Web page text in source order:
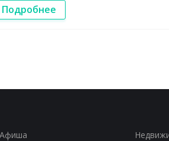
Подробнее
Афиша